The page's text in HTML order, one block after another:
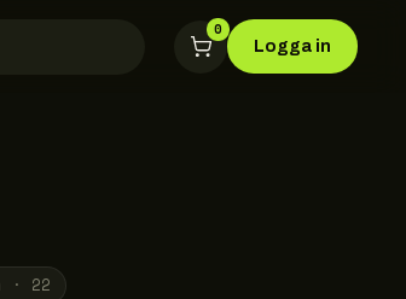
0
Logga in
· 22